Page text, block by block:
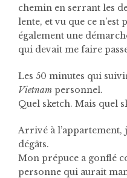
chemin en serrant les
lente, et vu que ce n’est
également une
qui devait me faire
Les 50 minutes qui
Vietnam personnel.
Quel sketch. Mais quel
Arrivé à l’appartement,
dégâts.
Mon prépuce a gonflé
personne qui aurait